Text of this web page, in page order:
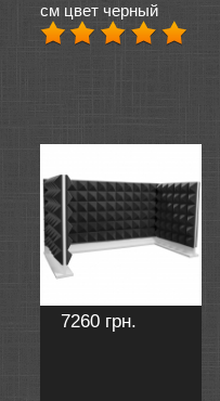
см цвет черный
7260 грн.